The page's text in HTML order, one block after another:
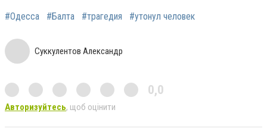
#Одесса #Балта #трагедия #утонул человек
Суккулентов Александр
0,0
Авторизуйтесь, щоб оцінити